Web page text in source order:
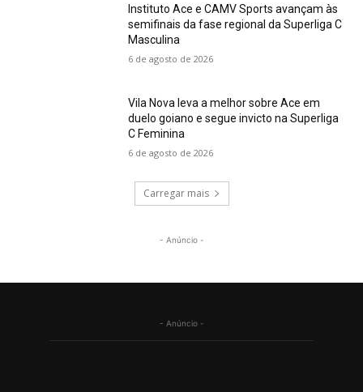
Instituto Ace e CAMV Sports avançam às
semifinais da fase regional da Superliga C
Masculina
6 de agosto de 2026
Vila Nova leva a melhor sobre Ace em
duelo goiano e segue invicto na Superliga
C Feminina
6 de agosto de 2026
Carregar mais
- Anúncio -
- Anúncio -